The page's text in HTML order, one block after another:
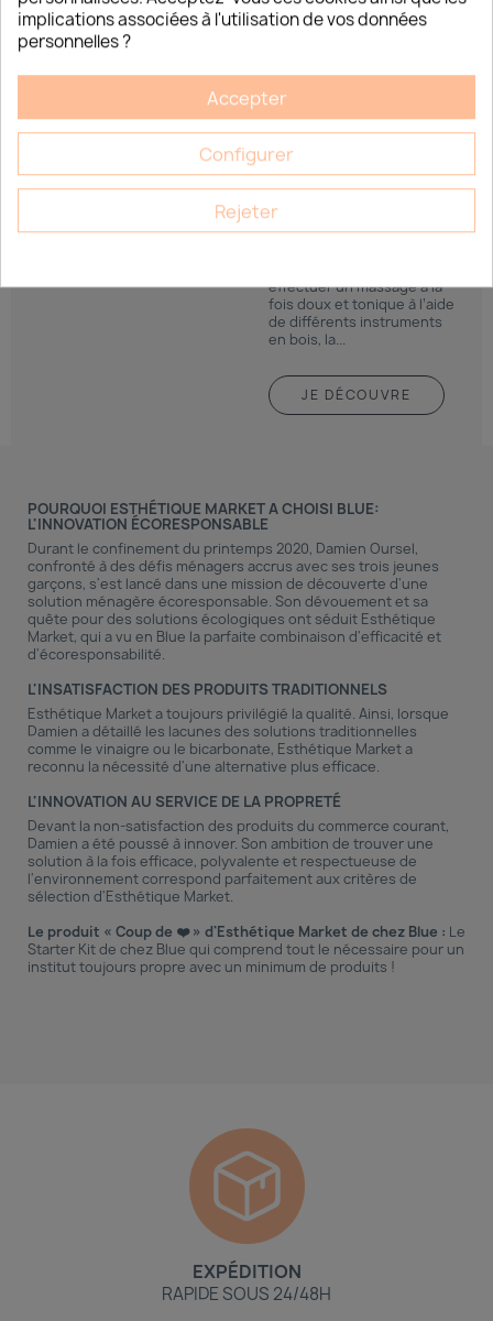
JE DÉCOUVRE
FORMATION
MADÉROTHÉRAPIE
Célèbre technique de
effectuer un massage à la
fois doux et tonique à l’aide
de différents instruments
en bois, la...
JE DÉCOUVRE
POURQUOI ESTHÉTIQUE MARKET A CHOISI BLUE:
L'INNOVATION ÉCORESPONSABLE
Durant le confinement du printemps 2020, Damien Oursel,
confronté à des défis ménagers accrus avec ses trois jeunes
garçons, s'est lancé dans une mission de découverte d'une
solution ménagère écoresponsable. Son dévouement et sa
quête pour des solutions écologiques ont séduit Esthétique
Market, qui a vu en Blue la parfaite combinaison d'efficacité et
d'écoresponsabilité.
L'INSATISFACTION DES PRODUITS TRADITIONNELS
Esthétique Market a toujours privilégié la qualité. Ainsi, lorsque
Damien a détaillé les lacunes des solutions traditionnelles
comme le vinaigre ou le bicarbonate, Esthétique Market a
reconnu la nécessité d'une alternative plus efficace.
L'INNOVATION AU SERVICE DE LA PROPRETÉ
Devant la non-satisfaction des produits du commerce courant,
Damien a été poussé à innover. Son ambition de trouver une
solution à la fois efficace, polyvalente et respectueuse de
l'environnement correspond parfaitement aux critères de
sélection d'Esthétique Market.
Le produit « Coup de ❤️ » d'Esthétique Market de chez Blue : Le
Starter Kitde chez Blue qui comprend tout le nécessaire pour un
institut toujours propre avec un minimum de produits !
EXPÉDITION
RAPIDE SOUS 24/48H
implications associées à l'utilisation de vos données
personnelles ?
Accepter
Configurer
Rejeter